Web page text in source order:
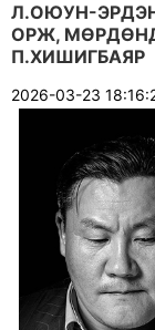
Л.ОЮУН-
ОРЖ,
П.ХИШИГБАЯР
2026-03-23